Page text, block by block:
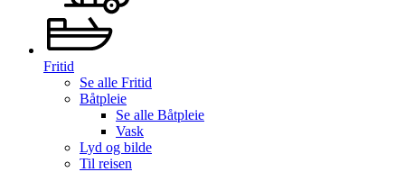
Fritid
Se alle Fritid
Båtpleie
Se alle Båtpleie
Vask
Lyd og bilde
Til reisen